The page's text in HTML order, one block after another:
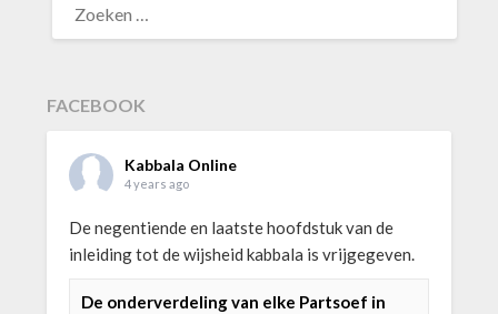
NAAR:
FACEBOOK
Kabbala Online
4 years ago
De negentiende en laatste hoofdstuk van de
inleiding tot de wijsheid kabbala is vrijgegeven.
De onderverdeling van elke Partsoef in